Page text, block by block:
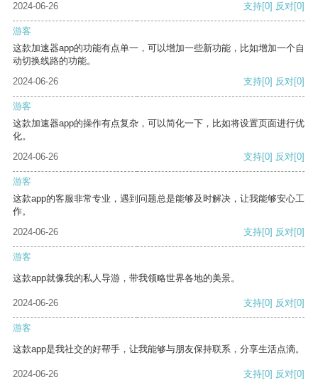
2024-06-26 支持[0] 反对[0]
游客
这款加速器app的功能有点单一，可以增加一些新功能，比如增加一个自
动切换线路的功能。
2024-06-26
支持[0] 反对[0]
游客
这款加速器app的操作有点复杂，可以简化一下，比如将设置页面进行优
化。
2024-06-26
支持[0] 反对[0]
游客
这款app的客服非常专业，遇到问题总是能够及时解决，让我能够安心工
作。
2024-06-26
支持[0] 反对[0]
游客
这款app就像我的私人导游，带我领略世界各地的美景。
2024-06-26 支持[0] 反对[0]
游客
这款app是我社交的好帮手，让我能够与朋友保持联系，分享生活点滴。
2024-06-26 支持[0] 反对[0]